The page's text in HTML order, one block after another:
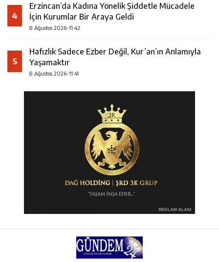
4
Erzincan’da Kadına Yönelik Şiddetle Mücadele
İçin Kurumlar Bir Araya Geldi
8 Ağustos 2026-11:42
5
Hafızlık Sadece Ezber Değil, Kur’an’ın Anlamıyla
Yaşamaktır
8 Ağustos 2026-11:41